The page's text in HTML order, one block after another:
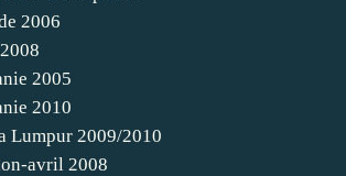
2006
2005
2010
Lumpur 2009/2010
avril 2008